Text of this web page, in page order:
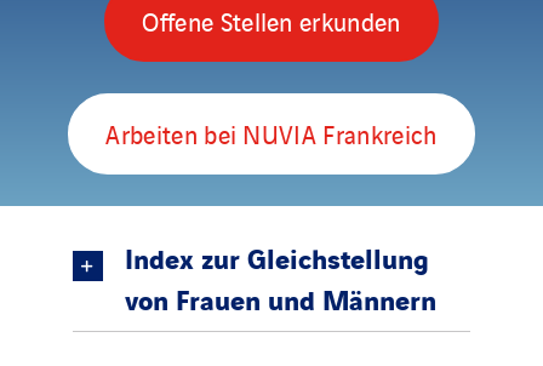
Offene Stellen erkunden
Arbeiten bei NUVIA Frankreich
Index zur Gleichstellung
von Frauen und Männern